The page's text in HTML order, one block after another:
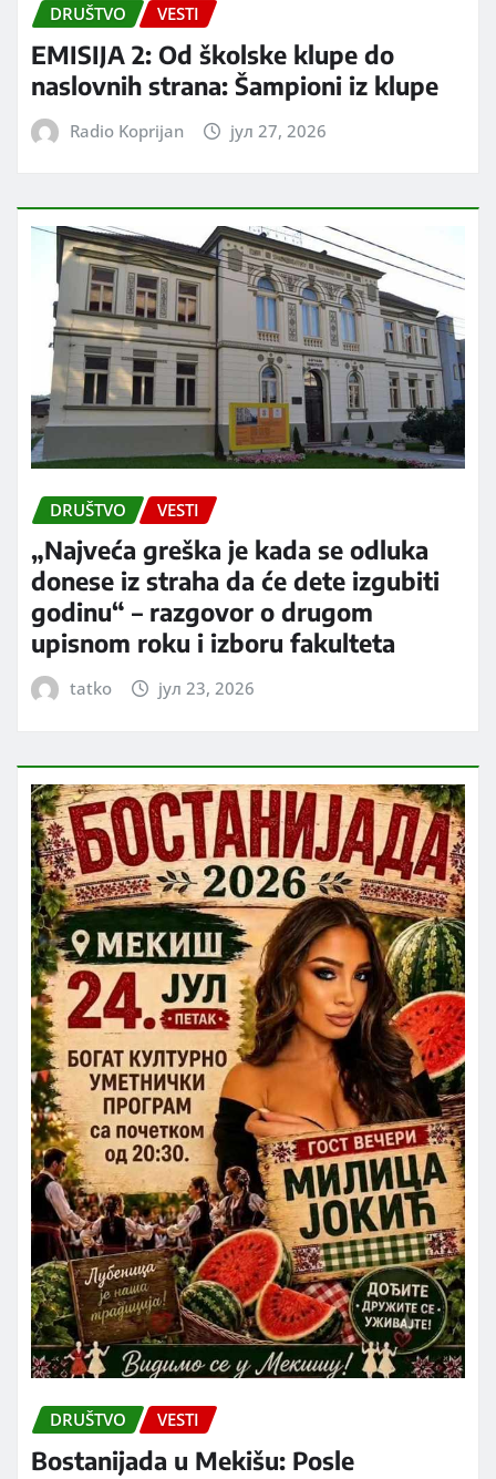
DRUŠTVO VESTI
EMISIJA 2: Od školske klupe do
naslovnih strana: Šampioni iz klupe
Radio Koprijan јул 27, 2026
DRUŠTVO VESTI
„Najveća greška je kada se odluka
donese iz straha da će dete izgubiti
godinu“ – razgovor o drugom
upisnom roku i izboru fakulteta
tatko јул 23, 2026
DRUŠTVO VESTI
Bostanijada u Mekišu: Posle